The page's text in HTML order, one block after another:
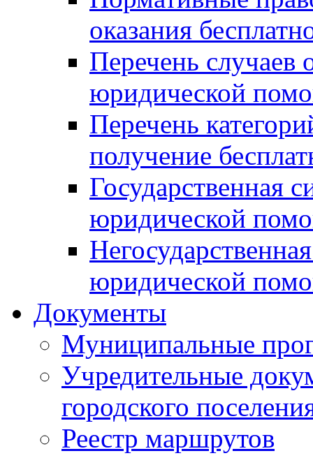
оказания
Перечень случаев
юридической
Перечень
получение
Государственная
юридической
юридической
Документы
Муниципальные
Учредительные
городского
Реестр маршрутов